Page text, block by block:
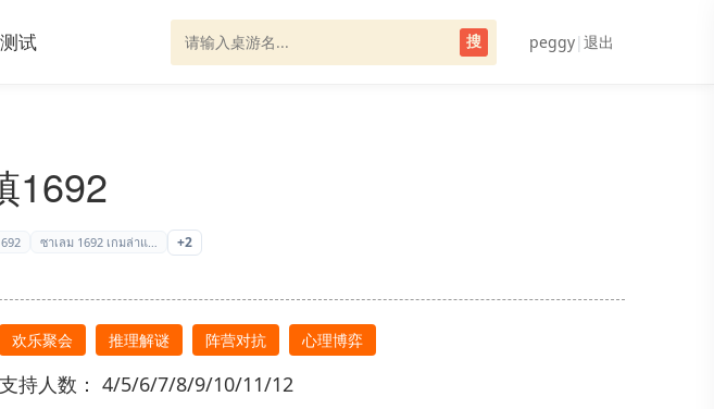
测试 搜 peggy| 退出
1692
ซาเลม 1692 เกมล่าแ… +2
欢乐聚会 推理解谜 阵营对抗 心理博弈
支持人数： 4/5/6/7/8/9/10/11/12